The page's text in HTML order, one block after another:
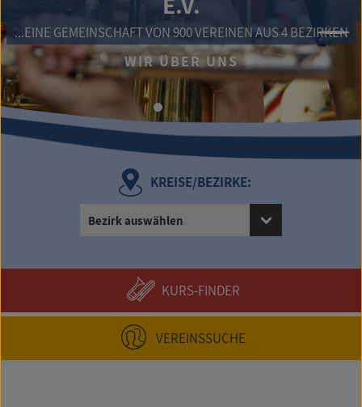
...EINE GEMEINSCHAFT VON 900 VEREINEN AUS 4 BEZIRKEN
WIR ÜBER UNS
KREISE/BEZIRKE:
Bezirk auswählen
KURS-FINDER
VEREINSSUCHE